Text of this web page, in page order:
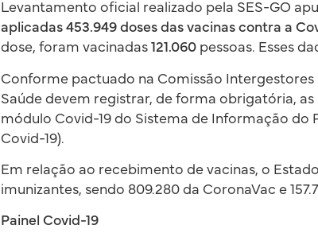
Levantamento oficial realizado pela SES-GO
aplicadas 453.949 doses das vacinas contra a
dose, foram vacinadas121.060 pessoas. Esses
Conforme pactuado na Comissão Intergestores
Saúde devem registrar, de forma obrigatória,
módulo Covid-19 do Sistema de Informação do
Covid-19).
Em relação ao recebimento de vacinas, o
imunizantes, sendo 809.280 da CoronaVac e
Painel Covid-19